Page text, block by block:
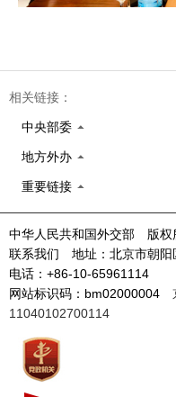
相关链接：
中央部委
地方外办
重要链接
中华人民共和国外交部 版权
联系我们 地址：北京市朝
电话：+86-10-65961114
网站标识码：bm02000004
11040102700114